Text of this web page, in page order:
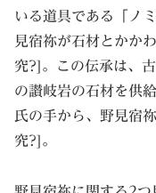
いる道具である「ノ
見宿祢が石材とかか
究?]。この伝承は、
の讃岐岩の石材を供
氏の手から、野見宿
究?]。